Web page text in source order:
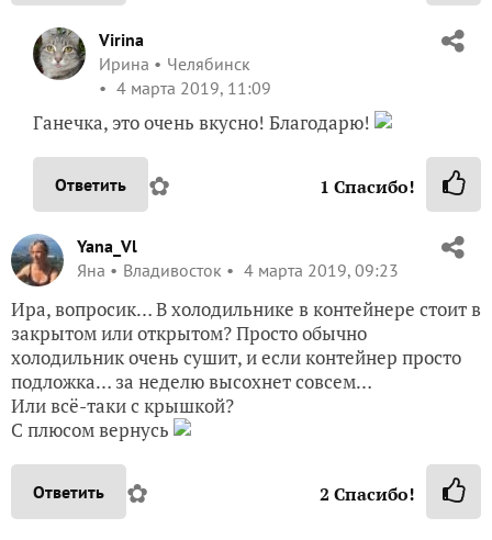
Virina
Ирина
Челябинск
4 марта 2019, 11:09
Ганечка, это очень вкусно! Благодарю!
Ответить ✿ 1 Спасибо!
Yana_Vl
Яна
Владивосток 4 марта 2019, 09:23
Ира, вопросик… В холодильнике в контейнере стоит в
закрытом или открытом? Просто обычно
холодильник очень сушит, и если контейнер просто
подложка… за неделю высохнет совсем…
Или всё-таки с крышкой?
С плюсом вернусь
Ответить ✿ 2 Спасибо!